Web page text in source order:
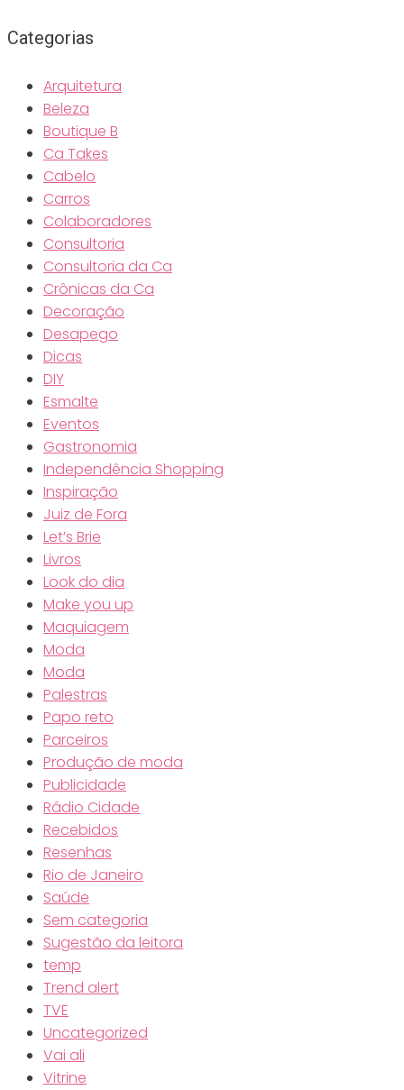
Categorias
Arquitetura
Beleza
Boutique B
Ca Takes
Cabelo
Carros
Colaboradores
Consultoria
Consultoria da Ca
Crônicas da Ca
Decoração
Desapego
Dicas
DIY
Esmalte
Eventos
Gastronomia
Independência Shopping
Inspiração
Juiz de Fora
Let’s Brie
Livros
Look do dia
Make you up
Maquiagem
Moda
Moda
Palestras
Papo reto
Parceiros
Produção de moda
Publicidade
Rádio Cidade
Recebidos
Resenhas
Rio de Janeiro
Saúde
Sem categoria
Sugestão da leitora
temp
Trend alert
TVE
Uncategorized
Vai ali
Vitrine